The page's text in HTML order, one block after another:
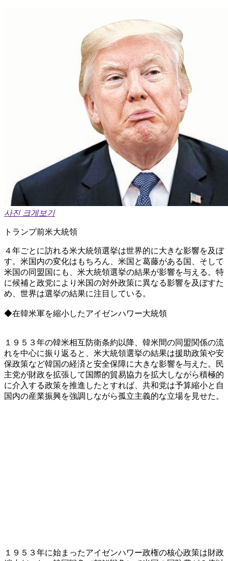
사진 크게보기
トランプ前米大統領
４年ごとに訪れる米大統領選挙は世界的に大きな影響を及ぼ
す。米国内の変化はもちろん、米国と葛藤がある国、そして
米国の同盟国にも、米大統領選挙の結果が影響を与える。特
に候補と政党により米国の対外政策に異なる影響を及ぼすた
め、世界は選挙の結果に注目している。
◆在韓米軍を縮小したアイゼンハワー大統領
１９５３年の韓米相互防衛条約以降、韓米間の同盟関係の流
れを中心に振り返ると、米大統領選挙の結果は援助政策や安
保政策など韓国の経済と安全保障に大きな影響を与えた。民
主党が財政を拡張して国際的貿易協力を拡大しながら積極的
に介入する政策を推進したとすれば、共和党は予算縮小と自
国内の産業振興を強調しながら孤立主義的な立場を見せた。
１９５３年に始まったアイゼンハワー政権の核心政策は財政